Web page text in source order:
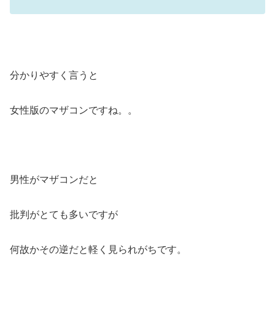
分かりやすく言うと
女性版のマザコンですね。。
男性がマザコンだと
批判がとても多いですが
何故かその逆だと軽く見られがちです。